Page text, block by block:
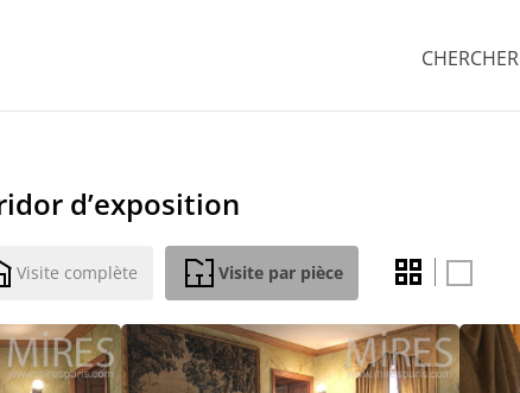
CHERCHER
d’exposition
Visite complète Visite par pièce